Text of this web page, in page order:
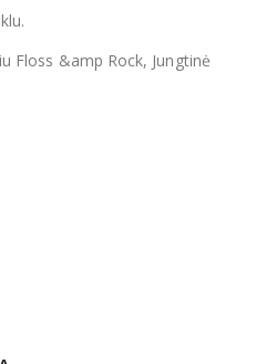
Floss &amp Rock, Jungtinė